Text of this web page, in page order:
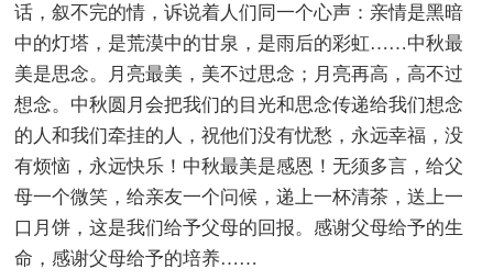
话，叙不完的情，诉说着人们同一个心声：亲情是黑暗
中的灯塔，是荒漠中的甘泉，是雨后的彩虹……中秋最
美是思念。月亮最美，美不过思念；月亮再高，高不过
想念。中秋圆月会把我们的目光和思念传递给我们想念
的人和我们牵挂的人，祝他们没有忧愁，永远幸福，没
有烦恼，永远快乐！中秋最美是感恩！无须多言，给父
母一个微笑，给亲友一个问候，递上一杯清茶，送上一
口月饼，这是我们给予父母的回报。感谢父母给予的生
命，感谢父母给予的培养……